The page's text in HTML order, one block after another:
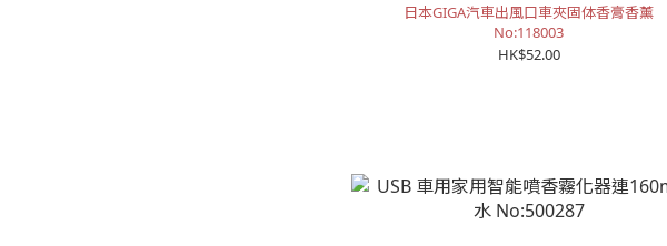
日本GIGA汽車出風口車夾固体香膏香薰
No:118003
HK$52.00